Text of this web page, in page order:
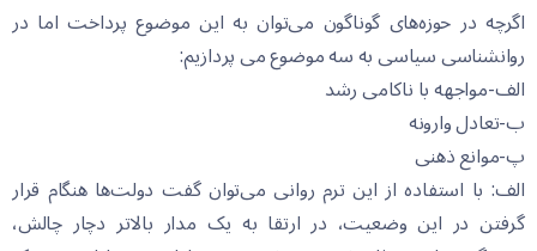
اگرچه در حوزه‌های گوناگون می‌توان به این موضوع پرداخت اما در
روانشناسی سیاسی به سه موضوع می پردازیم:
الف-مواجهه با ناکامی رشد
ب-تعادل وارونه
پ-موانع ذهنی
الف: با استفاده از این ترم روانی می‌توان گفت دولت‌ها هنگام قرار
گرفتن در این وضعیت، در ارتقا به یک مدار بالاتر دچار چالش،